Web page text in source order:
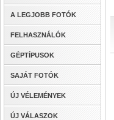
A LEGJOBB FOTÓK
FELHASZNÁLÓK
GÉPTÍPUSOK
SAJÁT FOTÓK
ÚJ VÉLEMÉNYEK
ÚJ VÁLASZOK